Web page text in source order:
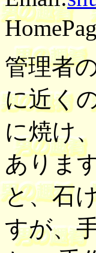
管理者
に近く
に焼け
ありま
と、石
すが、